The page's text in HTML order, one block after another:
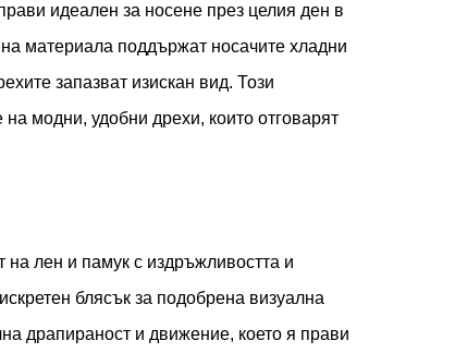
идеален за носене през целия ден в
материала поддържат носачите хладни
запазват изискан вид. Този
модни, удобни дрехи, които отговарят
на лен и памук с издръжливостта и
блясък за подобрена визуална
драпираност и движение, което я прави